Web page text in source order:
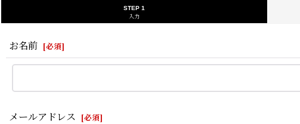
STEP 1
入力
お名前 [必須]
メールアドレス [必須]